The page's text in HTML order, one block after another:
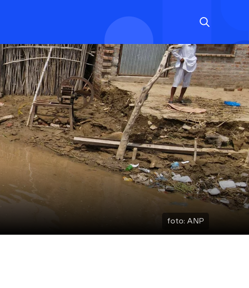
foto: ANP